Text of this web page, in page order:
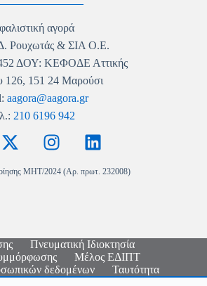
αγορά
Ρουχωτάς & ΣΙΑ Ο.Ε.
ΔΟΥ: ΚΕΦΟΔΕ Αττικής
126, 151 24 Μαρούσι
aagora@aagora.gr
210 6196 942
MHT/2024 (Αρ. πρωτ. 232008)
Πνευματική Ιδιοκτησία
Μέλος ΕΔΙΠΤ
δεδομένων
Ταυτότητα